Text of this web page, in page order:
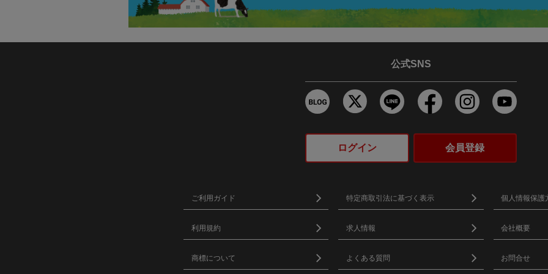
公式SNS
ログイン 会員登録
ご利用ガイド 特定商取引法に基づく表示 個人情報保護
利用規約 求人情報 会社概要
商標について よくある質問 お問合せ